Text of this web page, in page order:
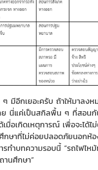
เยอะครับ ถ้าให้มาลงหม
นี่แค่เป็นสกิลพื้น ๆ ที่สอนกัน
เมื่อเกิดเหตุการณ์ เพื่อจะได้
กษาที่ไม่ค่อยปลอดภัยนอกห้อ
รทำบทความรอบนี้ “รถไฟไ
นศึกษา”